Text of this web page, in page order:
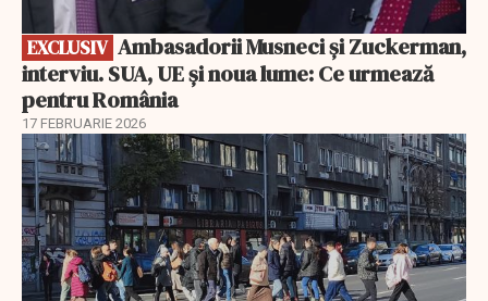
EXCLUSIV
interviu. SUA, UE și noua lume: Ce urmează
pentru România
17 FEBRUARIE 2026